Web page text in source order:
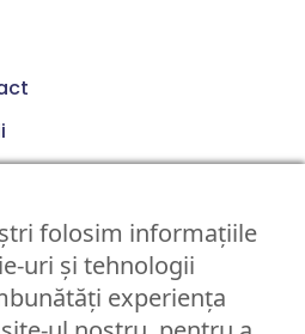
folosim informațiile
uri și tehnologii
experiența